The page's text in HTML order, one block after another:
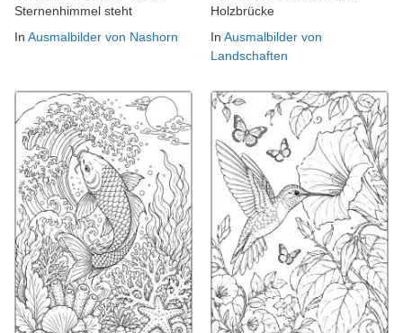
Sternenhimmel steht
In Ausmalbilder von Nashorn
Holzbrücke
In Ausmalbilder von
Landschaften